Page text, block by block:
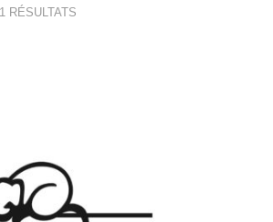
RÉSULTATS